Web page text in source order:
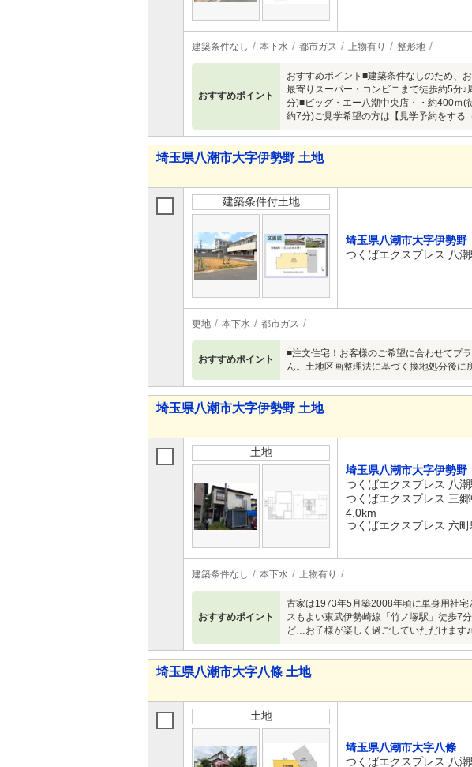
建築条件なし 本下水 都市ガス 上物有り 整形地
おすすめポイント
おすすめポイント■建築条件なしのため、
最寄りスーパー・コンビニまで徒歩約5分
分)■ビッグ・エー八潮中央店・・約400ｍ
約7分)ご見学希望の方は【見学予約をする
埼玉県八潮市大字伊勢野 土地
建築条件付土地
埼玉県八潮市大字伊勢野
つくばエクスプレス 八
更地 本下水 都市ガス
おすすめポイント
■注文住宅！お客様のご希望に合わせてプ
ん。土地区画整理法に基づく換地処分後に
埼玉県八潮市大字伊勢野 土地
土地
埼玉県八潮市大字伊勢野
つくばエクスプレス 八
つくばエクスプレス 三
4.0km
つくばエクスプレス 六
建築条件なし 本下水 上物有り
おすすめポイント
古家は1973年5月築2008年頃に単身用社
スもよい東武伊勢崎線「竹ノ塚駅」徒歩7
ど…お子様が楽しく過ごしていただけます
埼玉県八潮市大字八條 土地
土地
埼玉県八潮市大字八條
つくばエクスプレス 八